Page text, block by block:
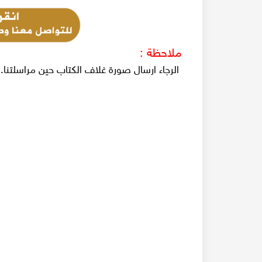
ملاحظة :
الرجاء ارسال صورة غلاف الكتاب حين مراسلتنا.